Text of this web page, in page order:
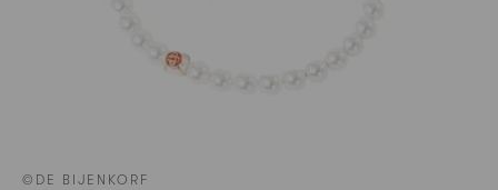
©DE BIJENKORF